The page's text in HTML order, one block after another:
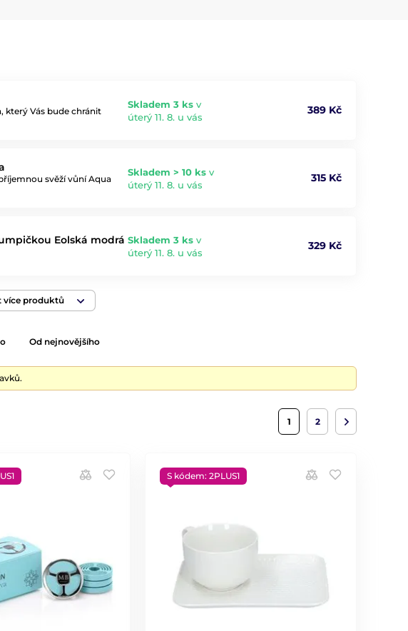
který Vás bude chránit
Skladem 3 ks v
úterý 11. 8. u vás
389 Kč
svěží vůní Aqua
Skladem > 10 ks v
úterý 11. 8. u vás
315 Kč
Eolská modrá Skladem 3 ks v
úterý 11. 8. u vás
329 Kč
více produktů
Od nejnovějšího
1 2
S kódem: 2PLUS1